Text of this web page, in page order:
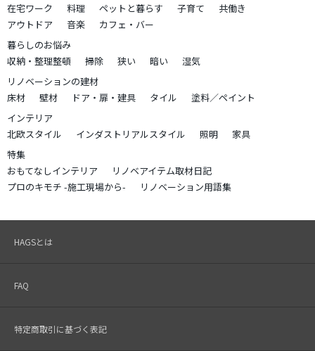
在宅ワーク
料理 ペットと暮らす 子育て
共働き
アウトドア
音楽
カフェ・バー
暮らしのお悩み
収納・整理整頓
掃除 狭い 暗い
湿気
リノベーションの建材
床材
壁材 ドア・扉・建具 タイル
塗料／ペイント
インテリア
北欧スタイル
インダストリアルスタイル 照明
家具
特集
おもてなしインテリア
リノベアイテム取材日記
プロのキモチ -施工現場から-
リノベーション用語集
HAGSとは
FAQ
特定商取引に基づく表記